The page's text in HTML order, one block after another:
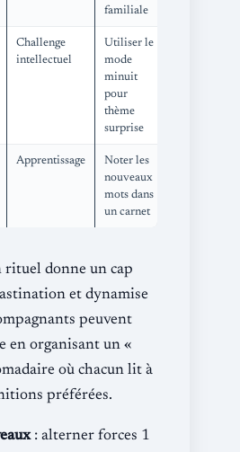
familiale
Challenge
intellectuel
Utiliser le
mode
minuit
pour
thème
surprise
Apprentissage
Noter les
nouveaux
mots dans
un carnet
donne un cap
et dynamise
peuvent
en organisant un «
où chacun lit à
préférées.
: alterner forces 1